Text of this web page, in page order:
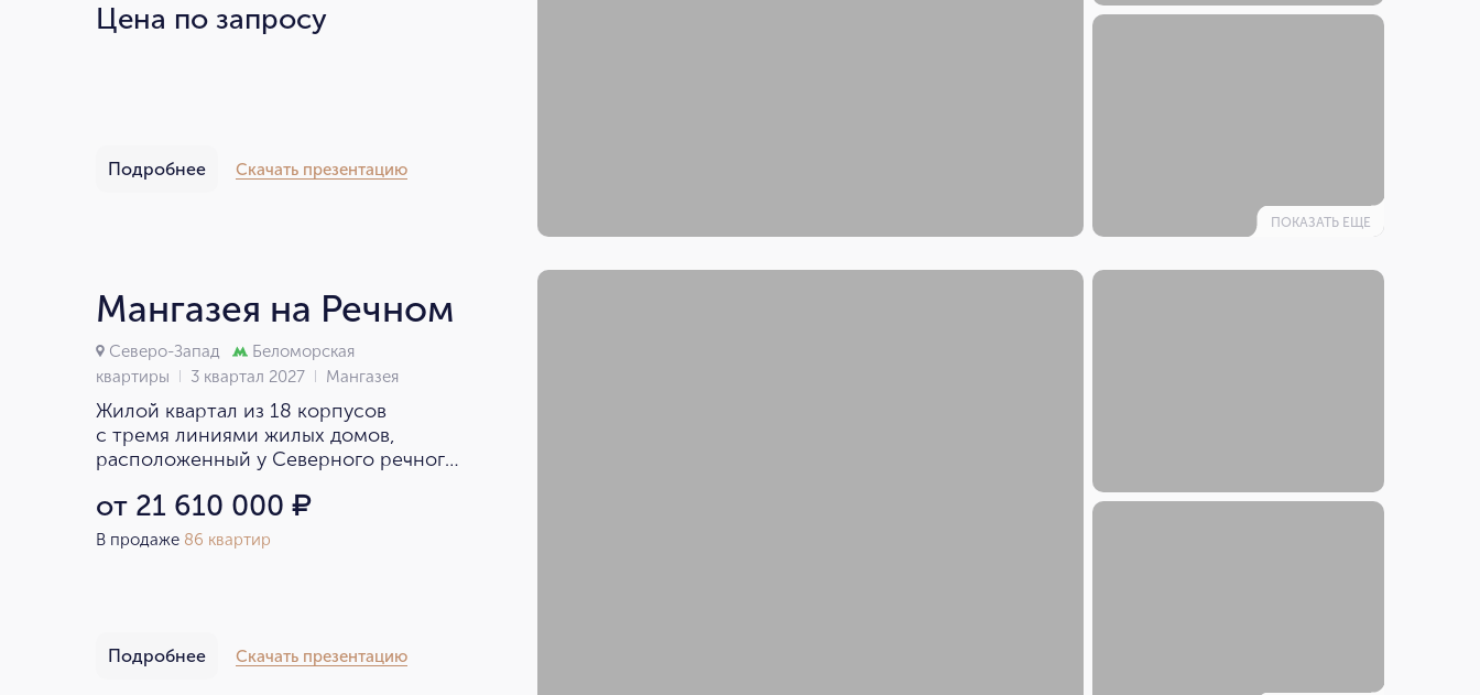
Цена по запросу
Подробнее Скачать презентацию
ПОКАЗАТЬ ЕЩЕ
Мангазея на Речном
Северо-Запад
Беломорская
квартиры
3 квартал 2027 Мангазея
Жилой квартал из 18 корпусов
с тремя линиями жилых домов,
расположенный у Северного речного
от 21 610 000 ₽
В продаже 86 квартир
Подробнее Скачать презентацию